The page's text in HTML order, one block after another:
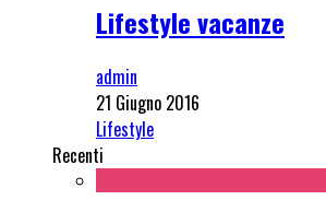
Lifestyle vacanze
admin
21 Giugno 2016
Lifestyle
Recenti